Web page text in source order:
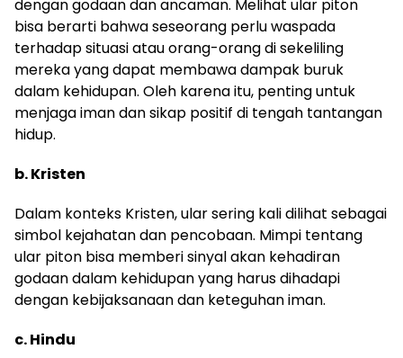
dengan godaan dan ancaman. Melihat ular piton
bisa berarti bahwa seseorang perlu waspada
terhadap situasi atau orang-orang di sekeliling
mereka yang dapat membawa dampak buruk
dalam kehidupan. Oleh karena itu, penting untuk
menjaga iman dan sikap positif di tengah tantangan
hidup.
b. Kristen
Dalam konteks Kristen, ular sering kali dilihat sebagai
simbol kejahatan dan pencobaan. Mimpi tentang
ular piton bisa memberi sinyal akan kehadiran
godaan dalam kehidupan yang harus dihadapi
dengan kebijaksanaan dan keteguhan iman.
c. Hindu